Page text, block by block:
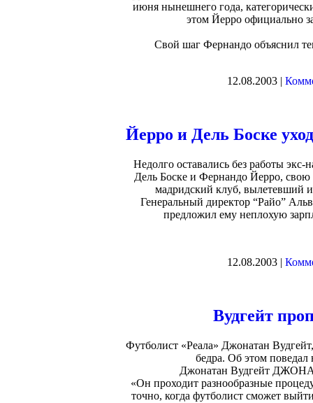
июня нынешнего года,
этом Йерро официально
Свой шаг Фернандо объяснил
12.08.2003 |
Йерро и Дель Боске
Недолго оставались без работы экс-
Дель Боске и Фернандо Йерро, свою
мадридский клуб, вылетевший
Генеральный директор “Райо”
предложил ему неплохую
12.08.2003 |
Вудгейт
Футболист «Реала» Джонатан
бедра. Об этом
Джонатан Вудгейт
«Он проходит разнообразные
точно, когда футболист сможет